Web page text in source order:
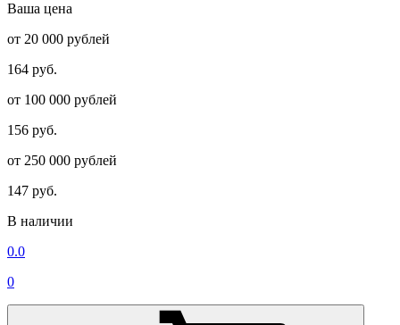
Ваша цена
от 20 000 рублей
164 руб.
от 100 000 рублей
156 руб.
от 250 000 рублей
147 руб.
В наличии
0.0
0